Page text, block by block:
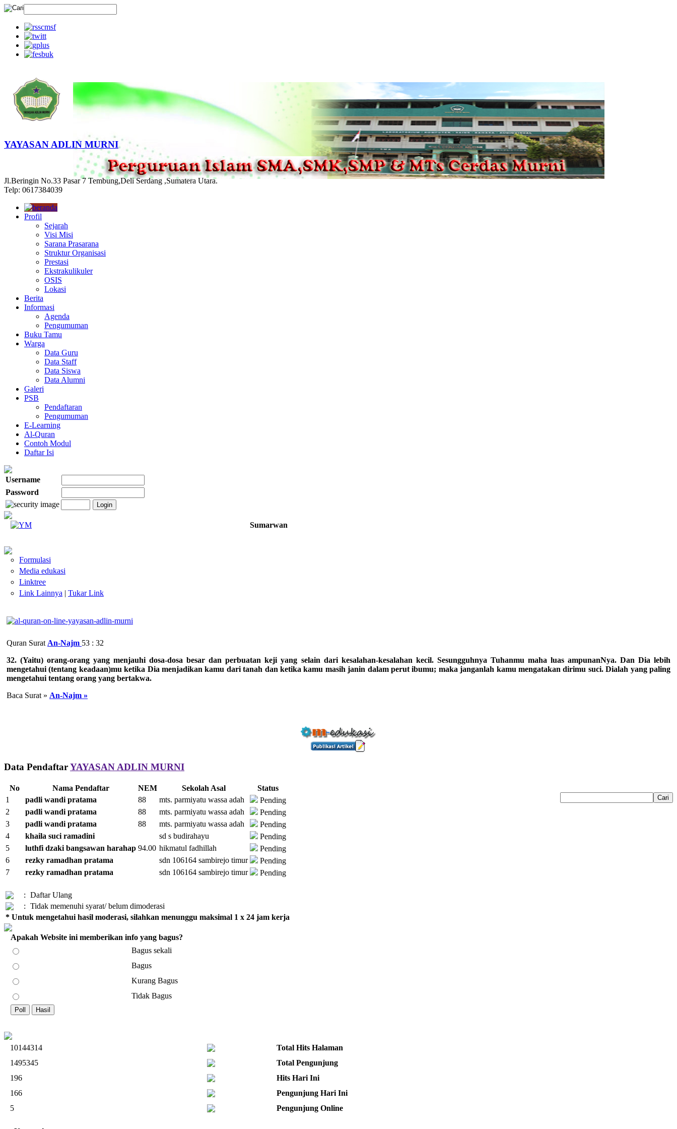
YAYASAN ADLIN MURNI
Jl.Beringin No.33 Pasar 7 Tembung,Deli Serdang ,Sumatera Utara.
Telp: 0617384039
Profil
Sejarah
Visi Misi
Sarana Prasarana
Struktur Organisasi
Prestasi
Ekstrakulikuler
OSIS
Lokasi
Berita
Informasi
Agenda
Pengumuman
Buku Tamu
Warga
Data Guru
Data Staff
Data Siswa
Data Alumni
Galeri
PSB
Pendaftaran
Pengumuman
E-Learning
Al-Quran
Contoh Modul
Daftar Isi
Username
Password
Sumarwan
Formulasi
Media edukasi
Linktree
Link Lainnya | Tukar Link
Quran Surat An-Najm 53 : 32
32. (Yaitu) orang-orang yang menjauhi dosa-dosa besar dan perbuatan keji yang selain dari kesalahan-kesalahan kecil. Sesungguhnya Tuhanmu maha luas ampunanNya. Dan Dia lebih
mengetahui (tentang keadaan)mu ketika Dia menjadikan kamu dari tanah dan ketika kamu masih janin dalam perut ibumu; maka janganlah kamu mengatakan dirimu suci. Dialah yang paling
mengetahui tentang orang yang bertakwa.
Baca Surat » An-Najm »
Data PendaftarYAYASAN ADLIN MURNI
No Nama Pendaftar NEM Sekolah Asal
Status
1
padli wandi pratama 88 mts. parmiyatu wassa adah
Pending
2
padli wandi pratama 88 mts. parmiyatu wassa adah
Pending
3
padli wandi pratama 88 mts. parmiyatu wassa adah
Pending
4
khaila suci ramadini sd s budirahayu
Pending
5
luthfi dzaki bangsawan harahap 94.00 hikmatul fadhillah
Pending
6
rezky ramadhan pratama sdn 106164 sambirejo timur
Pending
7
rezky ramadhan pratama sdn 106164 sambirejo timur Pending
: Daftar Ulang
: Tidak memenuhi syarat/ belum dimoderasi
* Untuk mengetahui hasil moderasi, silahkan menunggu maksimal 1 x 24 jam kerja
Apakah Website ini memberikan info yang bagus?
Bagus sekali
Bagus
Kurang Bagus
Tidak Bagus
10144314
Total Hits Halaman
1495345
Total Pengunjung
196
Hits Hari Ini
166
Pengunjung Hari Ini
5
Pengunjung Online